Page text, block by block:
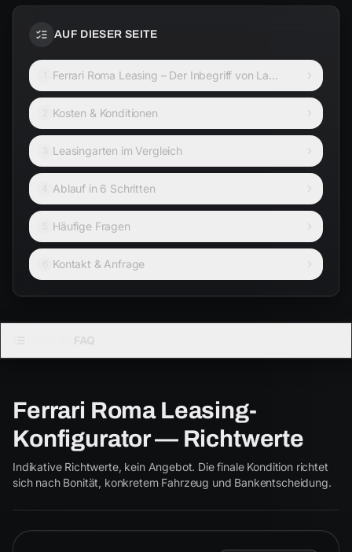
AUF DIESER SEITE
Ferrari Roma Leasing – Der Inbegriff von La
Nuova Dolce Vita
Kosten & Konditionen
Leasingarten im Vergleich
Ablauf in 6 Schritten
Häufige Fragen
Kontakt & Anfrage
Ferrari Roma Leasing-
Konfigurator — Richtwerte
Indikative Richtwerte, kein Angebot. Die finale Kondition richtet
sich nach Bonität, konkretem Fahrzeug und Bankentscheidung.
ROMA
ROMA
Coupé Cabrio
Roma